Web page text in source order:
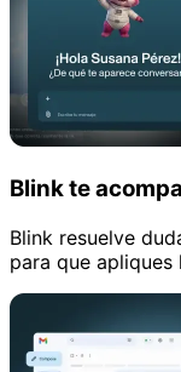
Blink te
Blink resuelve
para que